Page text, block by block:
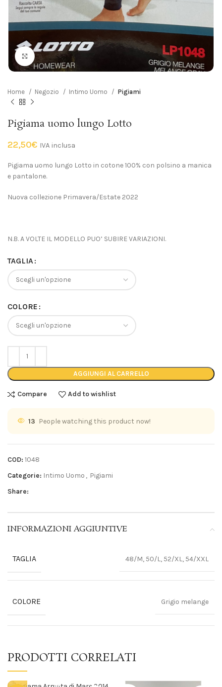
Click to enlarge
Home Negozio Intimo Uomo Pigiami
Pigiama uomo lungo Lotto
22,50€ IVA inclusa
Pigiama uomo lungo Lotto in cotone 100% con polsino a manica
e pantalone.
Nuova collezione Primavera/Estate 2022
N.B. A VOLTE IL MODELLO PUO’ SUBIRE VARIAZIONI.
TAGLIA
COLORE
AGGIUNGI AL CARRELLO
Compare Add to wishlist
13 People watching this product now!
COD: 1048
Categorie: Intimo Uomo , Pigiami
Share:
INFORMAZIONI AGGIUNTIVE
TAGLIA 48/M, 50/L, 52/XL, 54/XXL
COLORE Grigio melange
PRODOTTI CORRELATI